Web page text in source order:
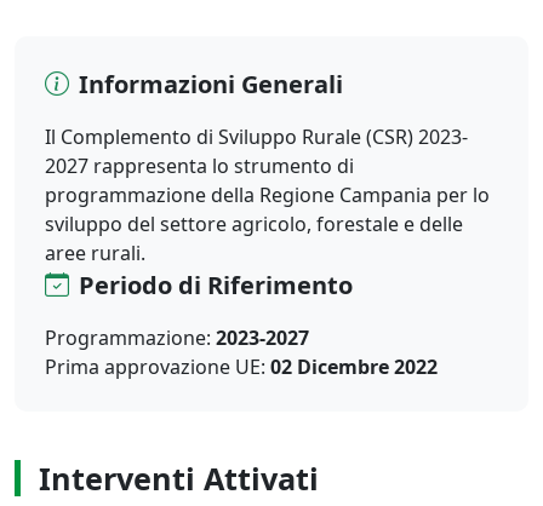
Informazioni Generali
Il Complemento di Sviluppo Rurale (CSR) 2023-
2027 rappresenta lo strumento di
programmazione della Regione Campania per lo
sviluppo del settore agricolo, forestale e delle
aree rurali.
Periodo di Riferimento
Programmazione: 2023-2027
Prima approvazione UE: 02 Dicembre 2022
Interventi Attivati